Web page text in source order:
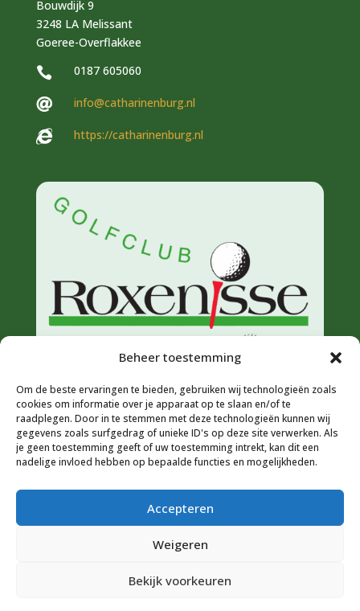
Beheer toestemming
Om de beste ervaringen te bieden, gebruiken wij technologieën zoals
cookies om informatie over je apparaat op te slaan en/of te
raadplegen. Door in te stemmen met deze technologieën kunnen wij
gegevens zoals surfgedrag of unieke ID's op deze site verwerken. Als
je geen toestemming geeft of uw toestemming intrekt, kan dit een
nadelige invloed hebben op bepaalde functies en mogelijkheden.
Accepteren
Weigeren
Bekijk voorkeuren
Bouwdijk 9
3248 LA Melissant
Goeree-Overflakkee
 0187 605060
 info@catharinenburg.nl
 https://catharinenburg.nl
Cookiebeleid (EU)